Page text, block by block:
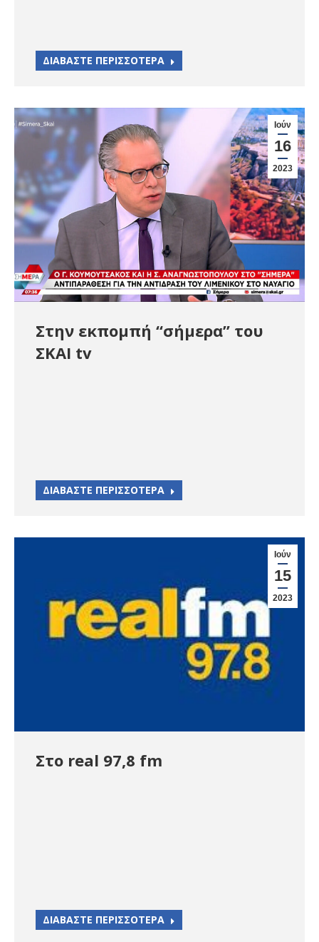
ΔΙΑΒΑΣΤΕ ΠΕΡΙΣΣΟΤΕΡΑ
Ιούν
16
2023
Στην εκπομπή “σήμερα” του
ΣΚΑΙ tv
ΔΙΑΒΑΣΤΕ ΠΕΡΙΣΣΟΤΕΡΑ
Ιούν
15
2023
Στο real 97,8 fm
ΔΙΑΒΑΣΤΕ ΠΕΡΙΣΣΟΤΕΡΑ